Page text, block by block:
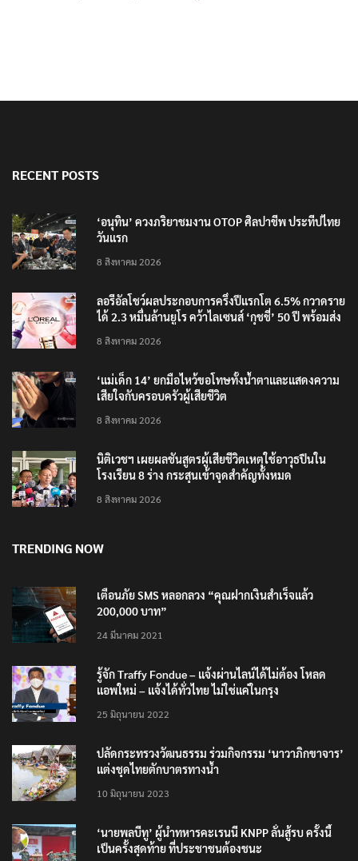
RECENT POSTS
‘อนุทิน’ ควงภริยาชมงาน OTOP ศิลปาชีพ ประทีปไทย
วันแรก
8 สิงหาคม 2026
ลอรีอัลโชว์ผลประกอบการครึ่งปีแรกโต 6.5% กวาดราย
ได้ 2.3 หมื่นล้านยูโร คว้าไลเซนส์ ‘กุชชี่’ 50 ปี พร้อมส่ง
8 สิงหาคม 2026
‘แม่เด็ก 14’ ยกมือไหว้ขอโทษทั้งน้ำตาและแสดงความ
เสียใจกับครอบครัวผู้เสียชีวิต
8 สิงหาคม 2026
นิติเวชฯ เผยผลชันสูตรผู้เสียชีวิตเหตุใช้อาวุธปืนใน
โรงเรียน 8 ร่าง กระสุนเข้าจุดสำคัญทั้งหมด
8 สิงหาคม 2026
TRENDING NOW
เตือนภัย SMS หลอกลวง “คุณฝากเงินสำเร็จแล้ว
200,000 บาท”
24 มีนาคม 2021
รู้จัก Traffy Fondue – แจ้งผ่านไลน์ได้ไม่ต้อง โหลด
แอพใหม่ – แจ้งได้ทั่วไทย ไม่ใช่แค่ในกรุง
25 มิถุนายน 2022
ปลัดกระทรวงวัฒนธรรม ร่วมกิจกรรม ‘นาวาภิกขาจาร’
แต่งชุดไทยตักบาตรทางน้ำ
10 มิถุนายน 2023
‘นายพลบีทู’ ผู้นำทหารคะเรนนี KNPP ลั่นสู้รบ ครั้งนี้
เป็นครั้งสุดท้าย ที่ประชาชนต้องชนะ